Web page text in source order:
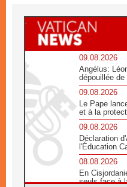
09.08.2026
Angélus:
dépouillée de
09.08.2026
Le Pape
et à la
09.08.2026
Déclaration
l'Éducation
08.08.2026
En
seuls face à